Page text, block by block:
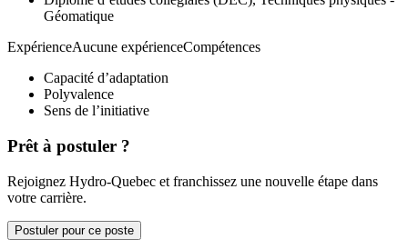
Géomatique
ExpérienceAucune expérienceCompétences
Capacité d’adaptation
Polyvalence
Sens de l’initiative
Prêt à postuler ?
Rejoignez Hydro-Quebec et franchissez une nouvelle étape dans
votre carrière.
Postuler pour ce poste